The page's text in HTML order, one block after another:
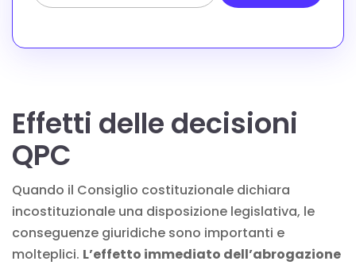
Effetti delle decisioni
QPC
Quando il Consiglio costituzionale dichiara
incostituzionale una disposizione legislativa, le
conseguenze giuridiche sono importanti e
molteplici. L’effetto immediato dell’abrogazione